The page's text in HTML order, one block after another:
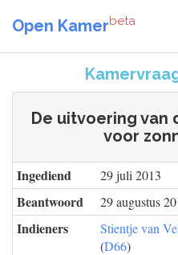
Open Kamerbeta
De uitvoering van
voor
Ingediend 29 juli 2013
Beantwoord 29 augustus
Indieners Stientje van
(D66)